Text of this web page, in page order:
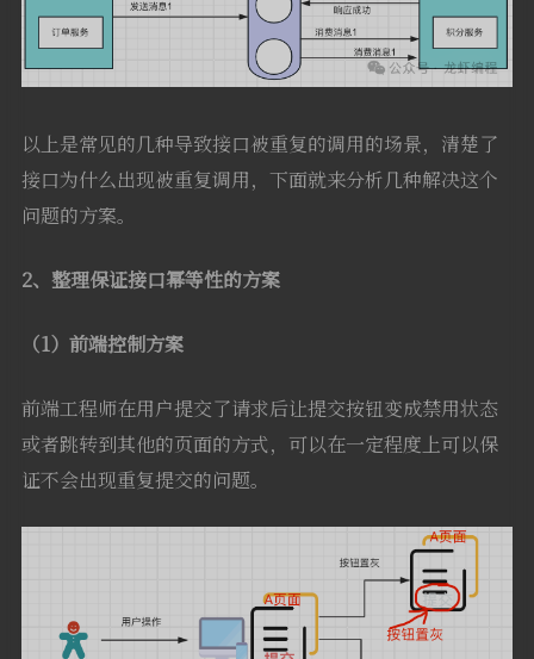
以上是常见的几种导致接口被重复的调用的场景，清楚了
接口为什么出现被重复调用，下面就来分析几种解决这个
问题的方案。
2、整理保证接口幂等性的方案
（1）前端控制方案
前端工程师在用户提交了请求后让提交按钮变成禁用状态
或者跳转到其他的页面的方式，可以在一定程度上可以保
证不会出现重复提交的问题。